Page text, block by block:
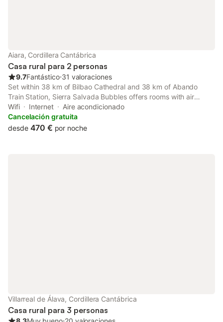
Aiara, Cordillera Cantábrica
Casa rural para 2 personas
9.7Fantástico⋅31 valoraciones
Set within 38 km of Bilbao Cathedral and 38 km of Abando
Train Station, Sierra Salvada Bubbles offers rooms with air
conditioning and a private bathroom in Salmantón. This
property offers access to a terrace and free private parking.
Wifi Internet
Aire acondicionado
Cancelación gratuita
desde 470 € por noche
Villarreal de Álava, Cordillera Cantábrica
Casa rural para 3 personas